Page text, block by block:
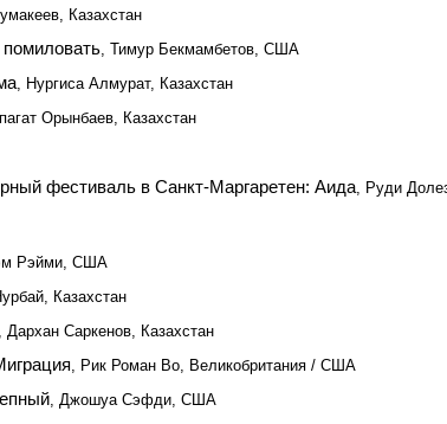
Казахстан
помиловать, Тимур Бекмамбетов, США
, Нургиса Алмурат, Казахстан
Орынбаев, Казахстан
фестиваль в Санкт-Маргаретен: Аида, Руди
Рэйми, США
Казахстан
Дархан Саркенов, Казахстан
, Рик Роман Во, Великобритания / США
, Джошуа Сэфди, США